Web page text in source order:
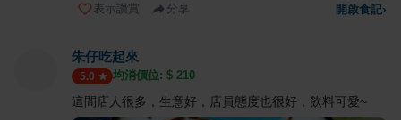
表示讚賞 分享 開啟食記›
朱仔吃起來
5.0 均消價位: $ 210
這間店人很多，生意好，店員態度也很好，飲料可愛~